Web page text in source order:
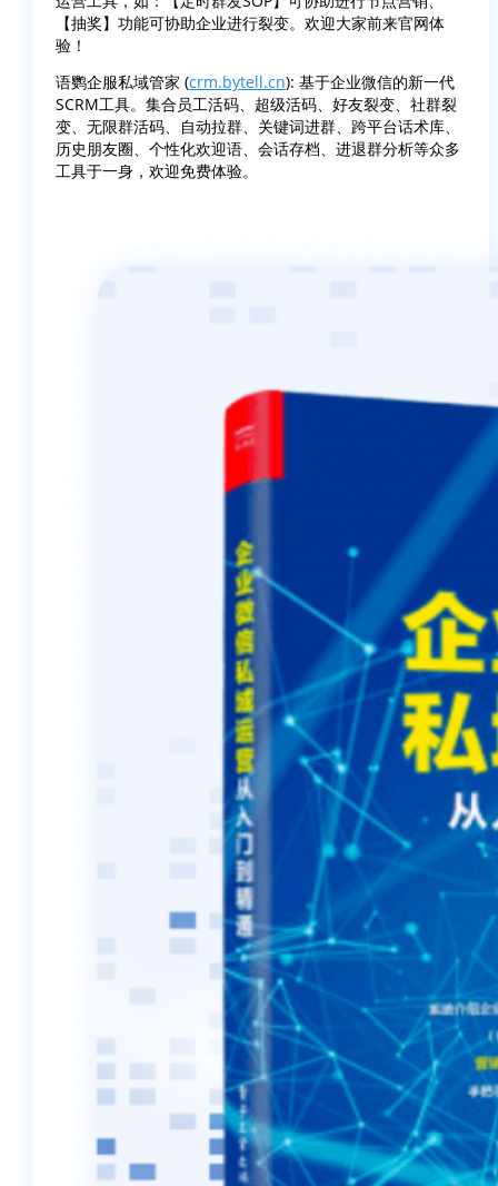
【抽奖】功能可协助企业进行裂变。欢迎大家前来官网体
验！
语鹦企服私域管家 (crm.bytell.cn): 基于企业微信的新一代
SCRM工具。集合员工活码、超级活码、好友裂变、社群裂
变、无限群活码、自动拉群、关键词进群、跨平台话术库、
历史朋友圈、个性化欢迎语、会话存档、进退群分析等众多
工具于一身，欢迎免费体验。